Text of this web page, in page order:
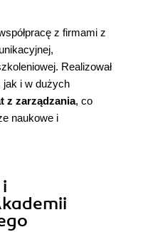
z firmami z
Realizował
jak i w dużych
z zarządzania, co
naukowe i